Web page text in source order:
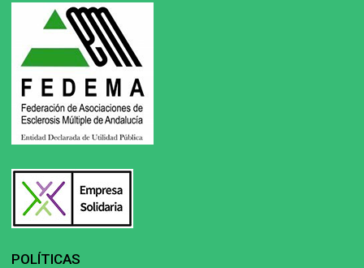
POLÍTICAS